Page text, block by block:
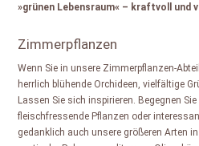
»grünen Lebensraum« – kraftvoll und
Zimmerpflanzen
Wenn Sie in unsere Zimmerpflanzen-
herrlich blühende Orchideen, vielfältige
Lassen Sie sich inspirieren. Begegnen
fleischfressende Pflanzen oder
gedanklich auch unsere größeren Arten